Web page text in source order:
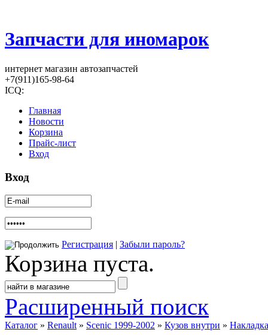
Запчасти для иномарок
интернет магазин автозапчастей
+7(911)165-98-64
ICQ:
Главная
Новости
Корзина
Прайс-лист
Вход
Вход
Регистрация | Забыли пароль?
Корзина пуста.
Расширенный поиск
Каталог » Renault » Scenic 1999-2002 » Кузов внутри »